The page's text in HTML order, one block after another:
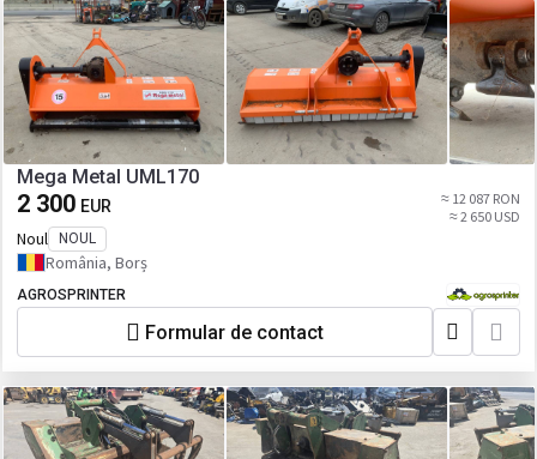
Mega Metal UML170
2 300 EUR
≈ 12 087 RON
≈ 2 650 USD
Noul NOUL
România, Borș
AGROSPRINTER
Formular de contact